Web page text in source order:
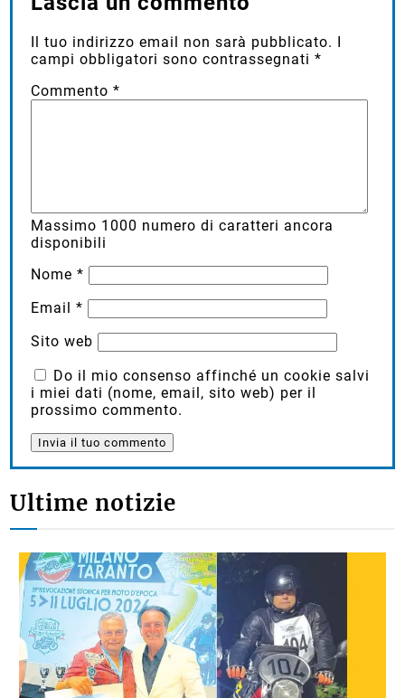
Il tuo indirizzo email non sarà pubblicato. I
campi obbligatori sono contrassegnati*
Commento*
Massimo 1000 numero di caratteri ancora
disponibili
Nome*
Email*
Sito web
Do il mio consenso affinché un cookie salvi
i miei dati (nome, email, sito web) per il
prossimo commento.
Ultime notizie